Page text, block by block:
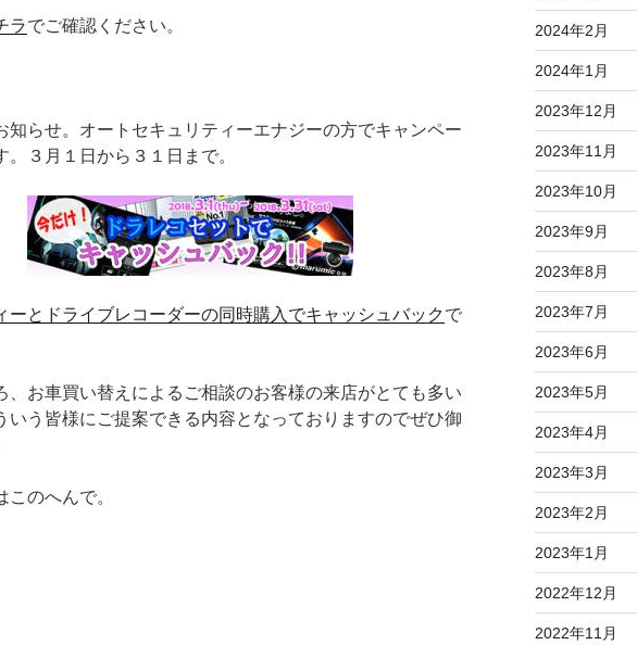
ラでご確認ください。
知らせ。オートセキュリティーエナジーの方でキャンペー
。３月１日から３１日まで。
ーとドライブレコーダーの同時購入でキャッシュバック で
、お車買い替えによるご相談のお客様の来店がとても多い
いう皆様にご提案できる内容となっておりますのでぜひ御
このへんで。
2024年2月
2024年1月
2023年12月
2023年11月
2023年10月
2023年9月
2023年8月
2023年7月
2023年6月
2023年5月
2023年4月
2023年3月
2023年2月
2023年1月
2022年12月
2022年11月